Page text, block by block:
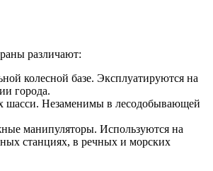
различают:
колесной базе. Эксплуатируются на
города.
шасси. Незаменимы в лесодобывающей
манипуляторы. Используются на
станциях, в речных и морских